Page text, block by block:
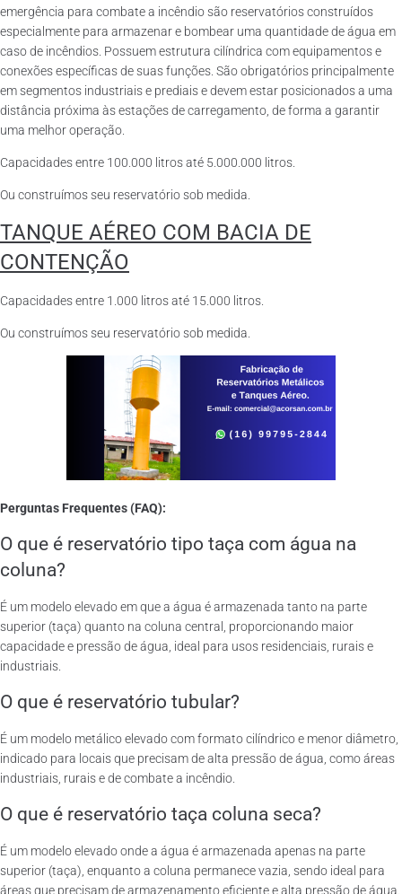
emergência para combate a incêndio são reservatórios construídos
especialmente para armazenar e bombear uma quantidade de água em
caso de incêndios. Possuem estrutura cilíndrica com equipamentos e
conexões específicas de suas funções. São obrigatórios principalmente
em segmentos industriais e prediais e devem estar posicionados a uma
distância próxima às estações de carregamento, de forma a garantir
uma melhor operação.
Capacidades entre 100.000 litros até 5.000.000 litros.
Ou construímos seu reservatório sob medida.
TANQUE AÉREO COM BACIA DE
CONTENÇÃO
Capacidades entre 1.000 litros até 15.000 litros.
Ou construímos seu reservatório sob medida.
Perguntas Frequentes (FAQ):
O que é reservatório tipo taça com água na
coluna?
É um modelo elevado em que a água é armazenada tanto na parte
superior (taça) quanto na coluna central, proporcionando maior
capacidade e pressão de água, ideal para usos residenciais, rurais e
industriais.
O que é reservatório tubular?
É um modelo metálico elevado com formato cilíndrico e menor diâmetro,
indicado para locais que precisam de alta pressão de água, como áreas
industriais, rurais e de combate a incêndio.
O que é reservatório taça coluna seca?
É um modelo elevado onde a água é armazenada apenas na parte
superior (taça), enquanto a coluna permanece vazia, sendo ideal para
áreas que precisam de armazenamento eficiente e alta pressão de água.